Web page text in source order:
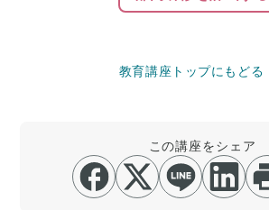
教育講座トップにもどる
この講座をシェア